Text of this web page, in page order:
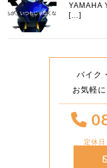
YAMAHA
[…]
バイク
お気軽
定休